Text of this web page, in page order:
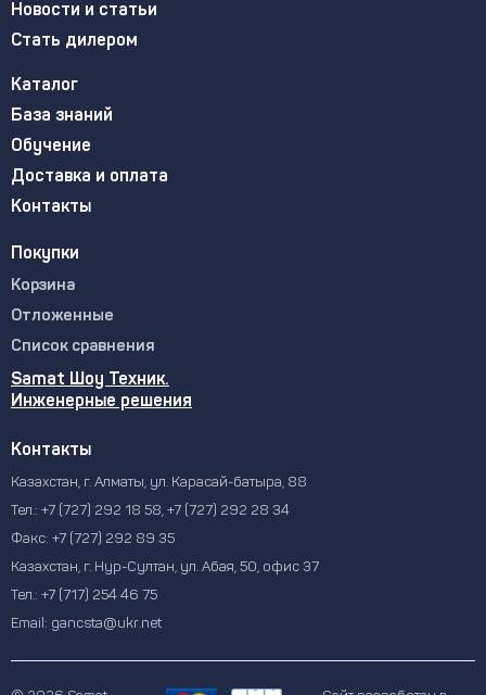
Новости и статьи
Стать дилером
Каталог
База знаний
Обучение
Доставка и оплата
Контакты
Покупки
Корзина
Отложенные
Список сравнения
Samat Шоу Техник.
Инженерные решения
Контакты
Казахстан, г. Алматы, ул. Карасай-батыра, 88
Тел.: +7 (727) 292 18 58, +7 (727) 292 28 34
Факс: +7 (727) 292 89 35
Казахстан, г. Нур-Султан, ул. Абая, 50, офис 37
Тел.: +7 (717) 254 46 75
Email: gancsta@ukr.net